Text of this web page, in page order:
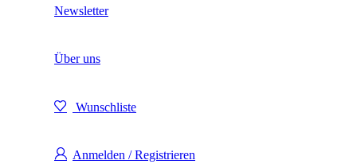
Newsletter
Über uns
Wunschliste
Anmelden / Registrieren